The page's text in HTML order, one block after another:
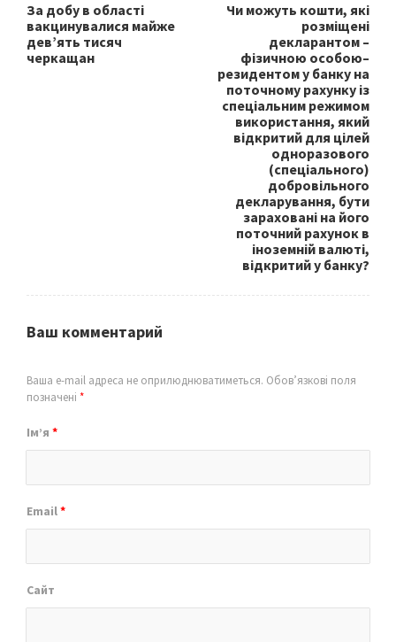
За добу в області
вакцинувалися майже
дев’ять тисяч
черкащан
Чи можуть кошти, які
розміщені
декларантом –
фізичною особою–
резидентом у банку на
поточному рахунку із
спеціальним режимом
використання, який
відкритий для цілей
одноразового
(спеціального)
добровільного
декларування, бути
зараховані на його
поточний рахунок в
іноземній валюті,
відкритий у банку?
Ваш комментарий
Ваша e-mail адреса не оприлюднюватиметься. Обов’язкові поля
позначені *
Ім’я *
Email*
Сайт